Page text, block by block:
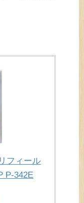
フィール
P-342E